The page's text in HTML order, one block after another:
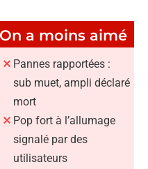
On a moins aimé
Pannes rapportées :
sub muet, ampli déclaré
mort
Pop fort à l’allumage
signalé par des
utilisateurs